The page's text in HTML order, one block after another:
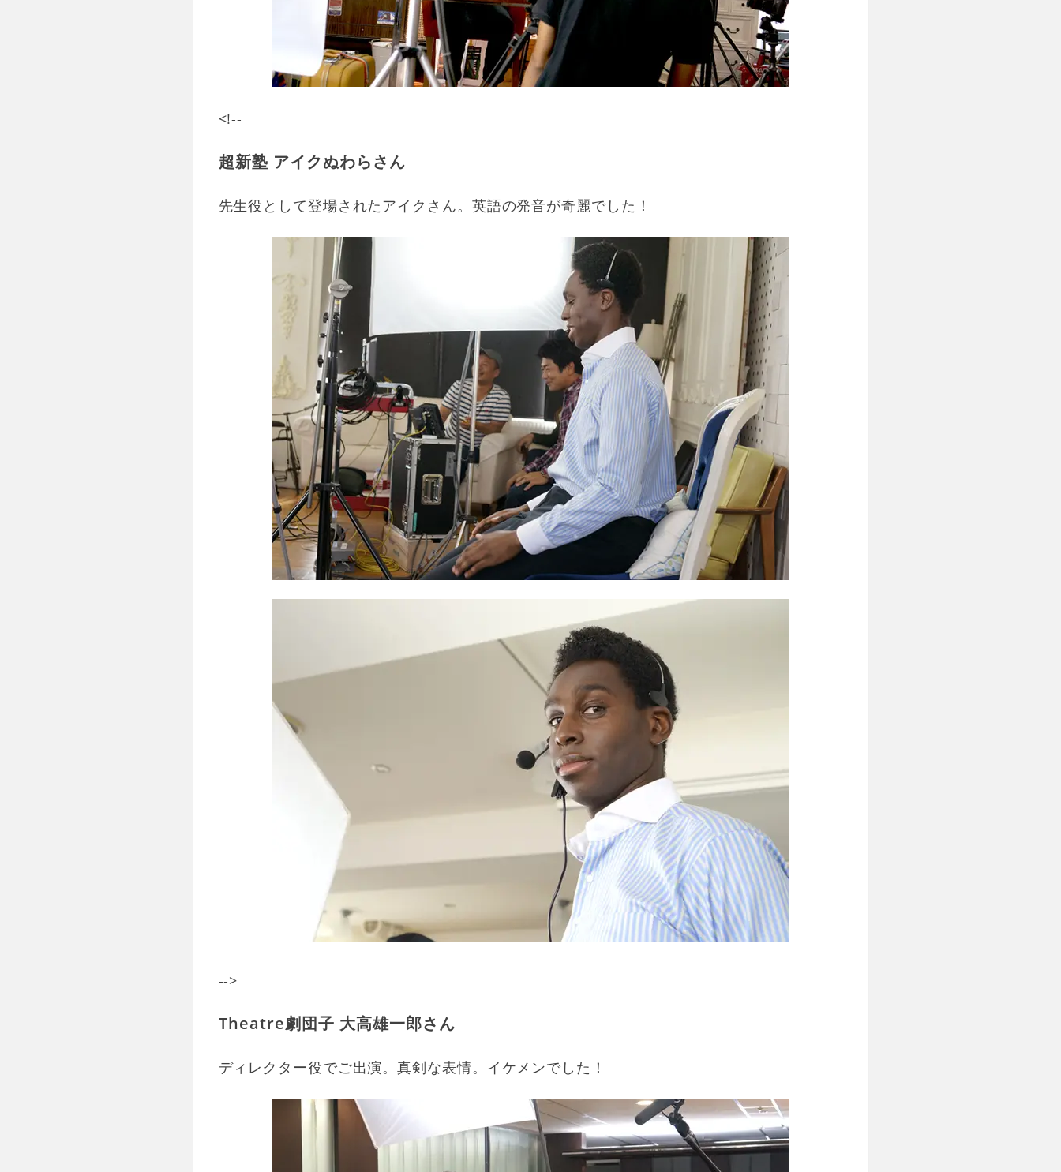
<!--
超新塾 アイクぬわらさん
先生役として登場されたアイクさん。英語の発音が奇麗でした！
-->
Theatre劇団子 大高雄一郎さん
ディレクター役でご出演。真剣な表情。イケメンでした！